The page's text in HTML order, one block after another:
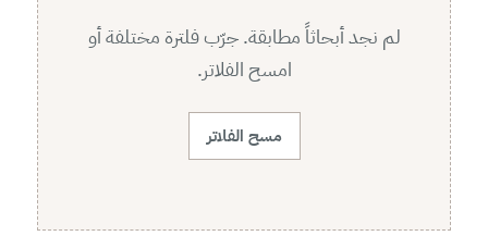
لم نجد أبحاثاً مطابقة. جرّب فلترة مختلفة أو
امسح الفلاتر.
مسح الفلاتر